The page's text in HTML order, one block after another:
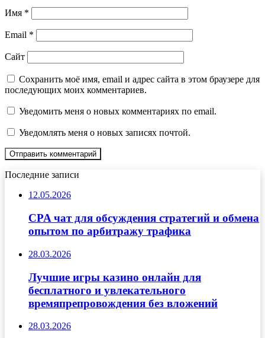
Имя *
Email *
Сайт
Сохранить моё имя, email и адрес сайта в этом браузере для
последующих моих комментариев.
Уведомить меня о новых комментариях по email.
Уведомлять меня о новых записях почтой.
Последние записи
12.05.2026
CPA чат для обсуждения стратегий и обмена
опытом по арбитражу трафика
28.03.2026
Лучшие игры казино онлайн для
бесплатного и увлекательного
времяпрепровождения без вложений
28.03.2026